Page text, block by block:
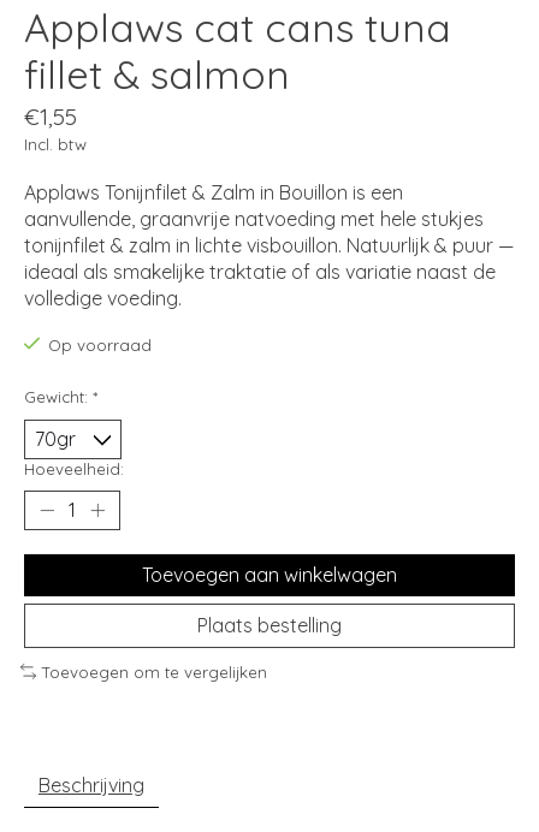
Applaws cat cans tuna
fillet & salmon
€1,55
Incl. btw
Applaws Tonijnfilet & Zalm in Bouillon is een
aanvullende, graanvrije natvoeding met hele stukjes
tonijnfilet & zalm in lichte visbouillon. Natuurlijk & puur —
ideaal als smakelijke traktatie of als variatie naast de
volledige voeding.
Op voorraad
Gewicht: *
Hoeveelheid:
Toevoegen aan winkelwagen
Plaats bestelling
Toevoegen om te vergelijken
Beschrijving